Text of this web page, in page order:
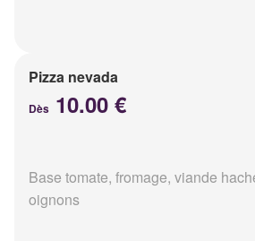
Pizza nevada
Dès 10.00 €
Base tomate, fromage, viande
oignons